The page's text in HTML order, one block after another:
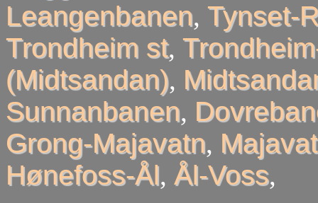
Leangenbanen, Tynset-
Trondheim st,
(Midtsandan),
Sunnanbanen,
Grong-Majavatn,
Hønefoss-Ål, Ål-Voss,